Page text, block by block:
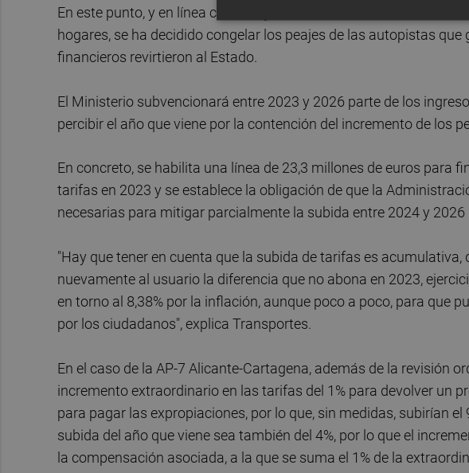
En este punto, y en línea con el objetivo del Gobierno de frenar la
hogares, se ha decidido congelar los peajes de las autopistas que
financieros revirtieron al Estado.
El Ministerio subvencionará entre 2023 y 2026 parte de los
percibir el año que viene por la contención del incremento de los
En concreto, se habilita una línea de 23,3 millones de euros para
tarifas en 2023 y se establece la obligación de que la
necesarias para mitigar parcialmente la subida entre 2024 y
"Hay que tener en cuenta que la subida de tarifas es acumulativa,
nuevamente al usuario la diferencia que no abona en 2023,
en torno al 8,38% por la inflación, aunque poco a poco, para que
por los ciudadanos", explica Transportes.
En el caso de la AP-7 Alicante-Cartagena, además de la revisión
incremento extraordinario en las tarifas del 1% para devolver un
para pagar las expropiaciones, por lo que, sin medidas, subirían el
subida del año que viene sea también del 4%, por lo que el
la compensación asociada, a la que se suma el 1% de la